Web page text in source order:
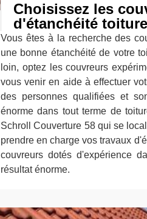
Choisissez les
d'étanchéité
Vous êtes à la recherche des
une bonne étanchéité de votre
loin, optez les couvreurs
vous venir en aide à effectuer
des personnes qualifiées et
énorme dans tout terme de
Schroll Couverture 58 qui se
prendre en charge vos travaux
couvreurs dotés d'expérience
résultat énorme.